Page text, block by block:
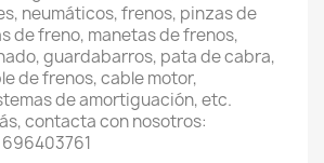
neumáticos, frenos, pinzas de
de freno, manetas de frenos,
guardabarros, pata de cabra,
de frenos, cable motor,
de amortiguación, etc.
contacta con nosotros: